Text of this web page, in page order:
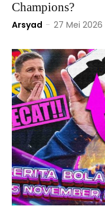
Champions?
Arsyad - 27 Mei 2026